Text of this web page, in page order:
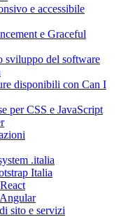
e accessibile
e Graceful
sviluppo del software
disponibili con Can I
per CSS e JavaScript
.italia
Italia
sito e servizi